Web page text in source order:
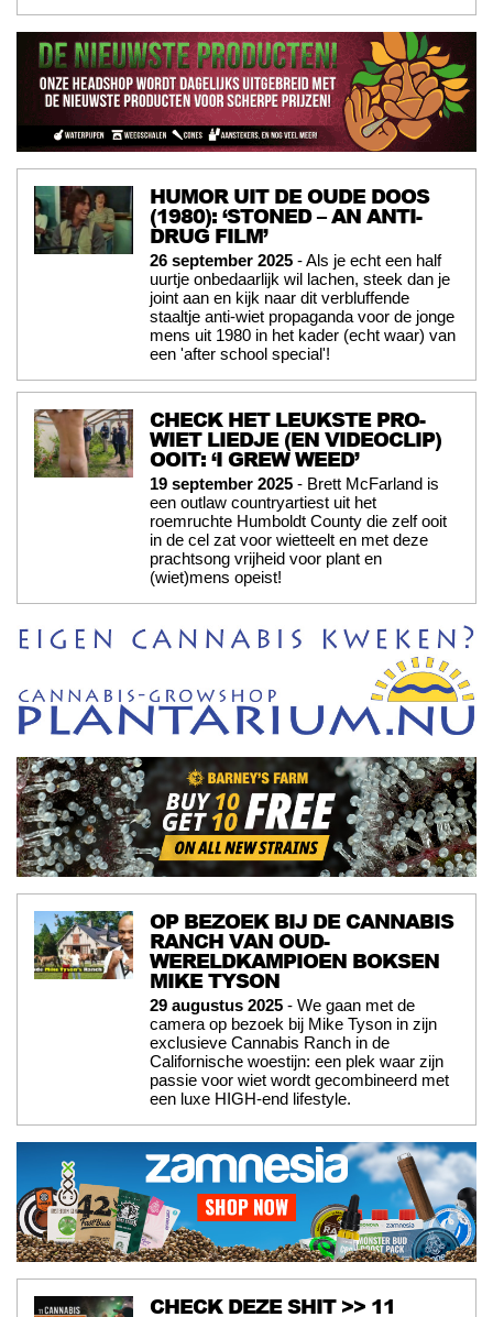
HUMOR UIT DE OUDE DOOS
(1980): ‘STONED – AN ANTI-
DRUG FILM’
26 september 2025 - Als je echt een half
uurtje onbedaarlijk wil lachen, steek dan je
joint aan en kijk naar dit verbluffende
staaltje anti-wiet propaganda voor de jonge
mens uit 1980 in het kader (echt waar) van
een 'after school special'!
CHECK HET LEUKSTE PRO-
WIET LIEDJE (EN VIDEOCLIP)
OOIT: ‘I GREW WEED’
19 september 2025 - Brett McFarland is
een outlaw countryartiest uit het
roemruchte Humboldt County die zelf ooit
in de cel zat voor wietteelt en met deze
prachtsong vrijheid voor plant en
(wiet)mens opeist!
OP BEZOEK BIJ DE CANNABIS
RANCH VAN OUD-
WERELDKAMPIOEN BOKSEN
MIKE TYSON
29 augustus 2025 - We gaan met de
camera op bezoek bij Mike Tyson in zijn
exclusieve Cannabis Ranch in de
Californische woestijn: een plek waar zijn
passie voor wiet wordt gecombineerd met
een luxe HIGH-end lifestyle.
CHECK DEZE SHIT >> 11